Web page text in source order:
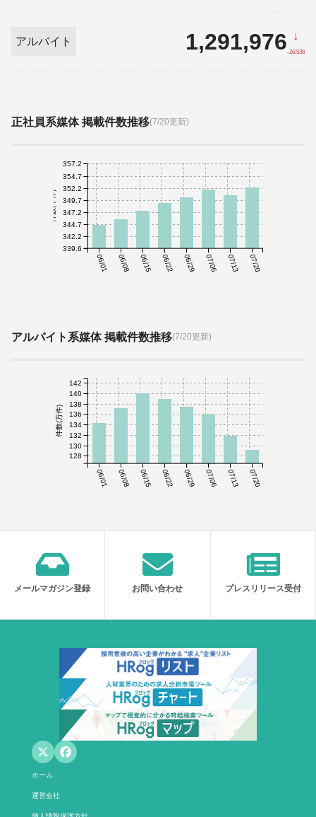
アルバイト 1,291,976 ↓
-26,536
正社員系媒体 掲載件数推移(7/20更新)
06/01 06/08 06/15 06/22 06/29 07/06 07/13 07/20
件数(千件)
339.6
342.2
344.7
347.2
349.7
352.2
354.7
357.2
アルバイト系媒体 掲載件数推移(7/20更新)
06/01 06/08 06/15 06/22 06/29 07/06 07/13 07/20
件数(万件)
128
130
132
134
136
138
140
142
メールマガジン登録 お問い合わせ プレスリリース受付
ホーム
運営会社